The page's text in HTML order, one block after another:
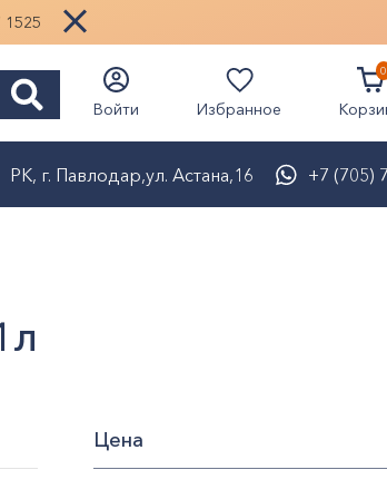
1525
Войти Избранное
0
РК, г. Павлодар,ул. Астана,16 +7 (705)
Цена